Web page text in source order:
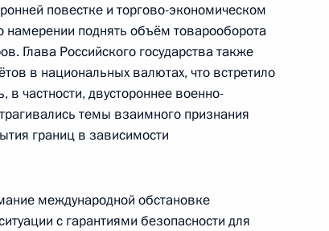
казахстанских
Жомартом Токаевым
повестке и торгово-экономическом
намерении поднять объём товарооборота
Глава Российского государства также
в национальных валютах, что встретило
частности, двустороннее военно-
темы взаимного признания
границ в зависимости
международной обстановке
с гарантиями безопасности для